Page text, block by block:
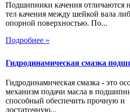
Подшипники качения отличаются
тел качения между шейкой вала
опорной поверхностью. По...
Подробнее »
Гидродинамическая смазка
Гидродинамическая смазка - это
механизм подачи масла в
способный обеспечить прочную и
достаточную...